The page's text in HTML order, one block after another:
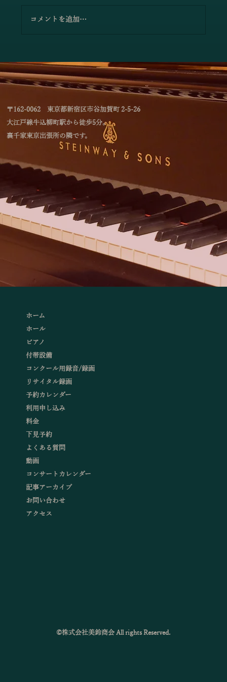
ル Deux piano －対話と共鳴―」のお知
らせ
コメントを追加…
〒162-0062 東京都新宿区市谷加賀町 2-5-26
大江戸線牛込柳町駅から徒歩5分。
裏千家東京出張所の隣です。
ホーム
ホール
ピアノ
付帯設備
コンクール用録音/録画
リサイタル録画
予約カレンダー
利用申し込み
料金
下見予約
よくある質問
動画
コンサートカレンダー
記事アーカイブ
お問い合わせ
アクセス
©株式会社美鈴商会 All rights Reserved.